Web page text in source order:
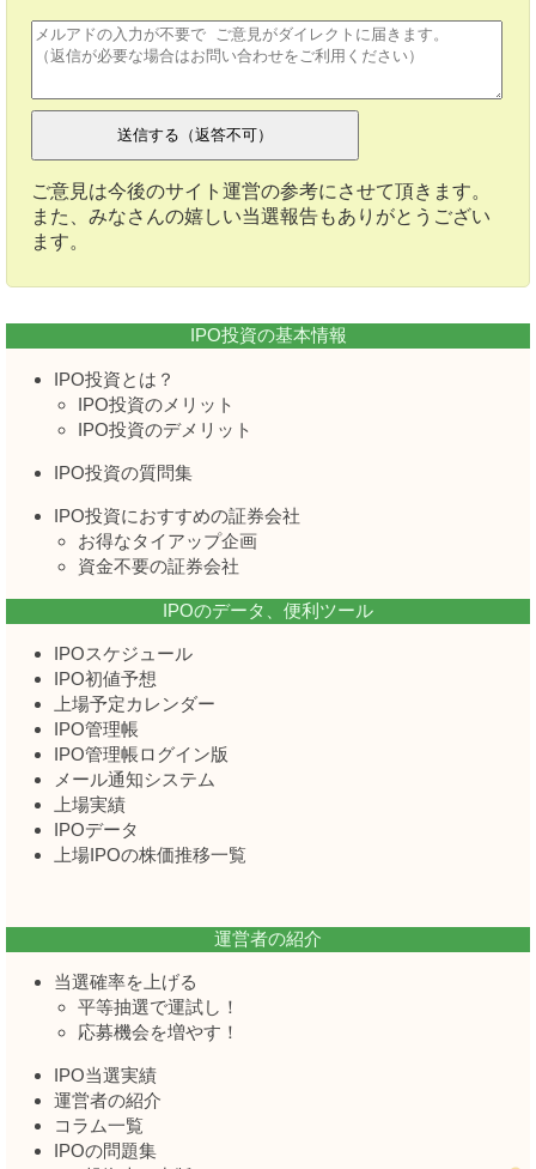
ご意見は今後のサイト運営の参考にさせて頂きます。
また、みなさんの嬉しい当選報告もありがとうござい
ます。
IPO投資の基本情報
IPO投資とは？
IPO投資のメリット
IPO投資のデメリット
IPO投資の質問集
IPO投資におすすめの証券会社
お得なタイアップ企画
資金不要の証券会社
IPOのデータ、便利ツール
IPOスケジュール
IPO初値予想
上場予定カレンダー
IPO管理帳
IPO管理帳ログイン版
メール通知システム
上場実績
IPOデータ
上場IPOの株価推移一覧
運営者の紹介
当選確率を上げる
平等抽選で運試し！
応募機会を増やす！
IPO当選実績
運営者の紹介
コラム一覧
IPOの問題集